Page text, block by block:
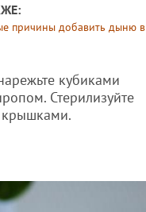
причины добавить дыню в
кубиками
Стерилизуйте
крышками.